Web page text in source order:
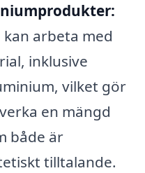
kan arbeta med
inklusive
vilket gör
en mängd
både är
tilltalande.